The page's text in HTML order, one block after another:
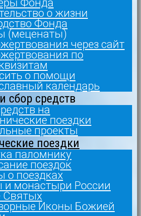
о жизни
Фонда
(меценаты)
через сайт
по
о помощи
календарь
сбор средств
на
поездки
проекты
поездки
паломнику
поездок
о поездках
монастыри России
Святых
Иконы Божией